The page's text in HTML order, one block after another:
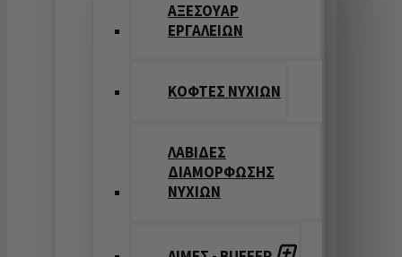
ΑΞΕΣΟΥΑΡ
ΕΡΓΑΛΕΙΩΝ
ΚΟΦΤΕΣ ΝΥΧΙΩΝ
ΛΑΒΙΔΕΣ
ΔΙΑΜΟΡΦΩΣΗΣ
ΝΥΧΙΩΝ